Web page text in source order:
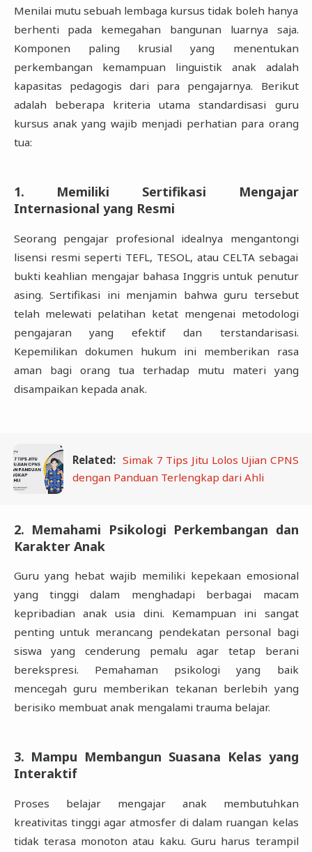
Menilai mutu sebuah lembaga kursus tidak boleh hanya
berhenti pada kemegahan bangunan luarnya saja.
Komponen paling krusial yang menentukan
perkembangan kemampuan linguistik anak adalah
kapasitas pedagogis dari para pengajarnya. Berikut
adalah beberapa kriteria utama standardisasi guru
kursus anak yang wajib menjadi perhatian para orang
tua:
1. Memiliki Sertifikasi Mengajar
Internasional yang Resmi
Seorang pengajar profesional idealnya mengantongi
lisensi resmi seperti TEFL, TESOL, atau CELTA sebagai
bukti keahlian mengajar bahasa Inggris untuk penutur
asing. Sertifikasi ini menjamin bahwa guru tersebut
telah melewati pelatihan ketat mengenai metodologi
pengajaran yang efektif dan terstandarisasi.
Kepemilikan dokumen hukum ini memberikan rasa
aman bagi orang tua terhadap mutu materi yang
disampaikan kepada anak.
Related: Simak 7 Tips Jitu Lolos Ujian CPNS
dengan Panduan Terlengkap dari Ahli
2. Memahami Psikologi Perkembangan dan
Karakter Anak
Guru yang hebat wajib memiliki kepekaan emosional
yang tinggi dalam menghadapi berbagai macam
kepribadian anak usia dini. Kemampuan ini sangat
penting untuk merancang pendekatan personal bagi
siswa yang cenderung pemalu agar tetap berani
berekspresi. Pemahaman psikologi yang baik
mencegah guru memberikan tekanan berlebih yang
berisiko membuat anak mengalami trauma belajar.
3. Mampu Membangun Suasana Kelas yang
Interaktif
Proses belajar mengajar anak membutuhkan
kreativitas tinggi agar atmosfer di dalam ruangan kelas
tidak terasa monoton atau kaku. Guru harus terampil